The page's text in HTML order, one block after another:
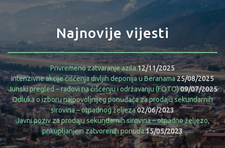
Najnovije vijesti
Privremeno zatvaranje azila12/11/2025
Intenzivne akcije čišćenja divljih deponija u Beranama25/08/2025
Junski pregled – radovi na čišćenju i održavanju (FOTO)09/07/2025
Odluka o izboru najpovoljnijeg ponuđača za prodaju sekundarnih
sirovina – otpadnog željeza02/06/2023
Javni poziv za prodaju sekundarnih sirovina – otpadno željezo,
prikupljanjem zatvorenih ponuda15/05/2023